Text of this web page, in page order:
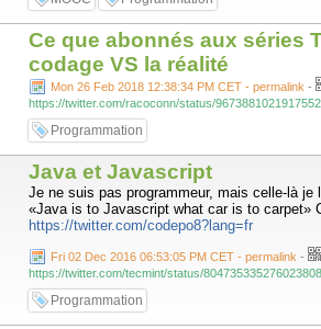
Ce que abonnés aux séries
codage VS la réalité
Mon 26 Feb 2018 12:38:34 PM CET - permalink -
https://twitter.com/racoconn/status/
Programmation
Java et Javascript
Je ne suis pas programmeur, mais celle-là je
«Java is to Javascript what car is to carpet»
https://twitter.com/codepo8?lang=fr
Fri 02 Dec 2016 06:53:05 PM CET - permalink -
https://twitter.com/tecmint/status/804735335276023808
Programmation